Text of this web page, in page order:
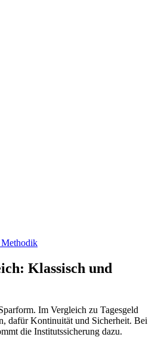
Methodik
Klassisch und
Im Vergleich zu Tagesgeld
dafür Kontinuität und Sicherheit. Bei
die Institutssicherung dazu.